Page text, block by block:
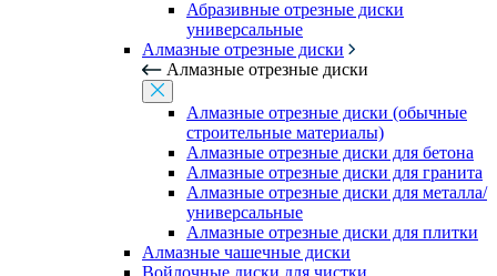
Абразивные отрезные диски
универсальные
Алмазные отрезные диски
Алмазные отрезные диски
Алмазные отрезные диски (обычные
строительные материалы)
Алмазные отрезные диски для бетона
Алмазные отрезные диски для гранита
Алмазные отрезные диски для металла/
универсальные
Алмазные отрезные диски для плитки
Алмазные чашечные диски
Войлочные диски для чистки